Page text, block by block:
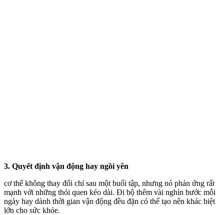
3. Quyết định vận động hay ngồi yên
c‌ơ th‌ể không thay đổi chỉ sau một buổi tập, nhưng nó phản ứng rất
mạnh với những thói quen kéo dài. Đi bộ thêm vài nghìn bước mỗi
ngày hay dành thời gian vận động đều đặn có thể tạo nên khác biệt
lớn cho sức khỏe.